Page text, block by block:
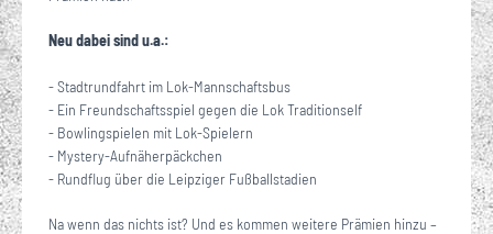
Neu dabei sind u.a.:
- Stadtrundfahrt im Lok-Mannschaftsbus
- Ein Freundschaftsspiel gegen die Lok Traditionself
- Bowlingspielen mit Lok-Spielern
- Mystery-Aufnäherpäckchen
- Rundflug über die Leipziger Fußballstadien
Na wenn das nichts ist? Und es kommen weitere Prämien hinzu –